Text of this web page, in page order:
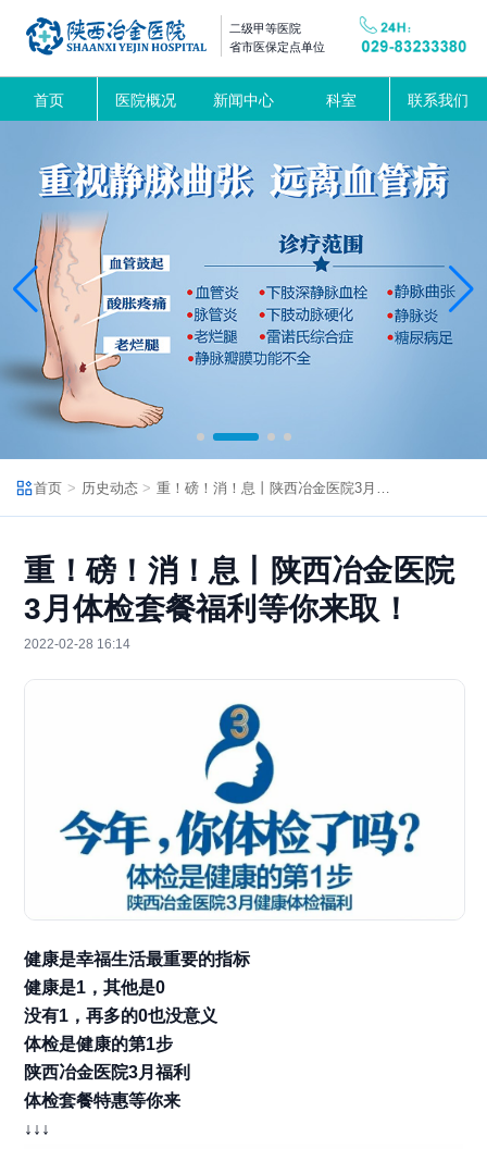
二级甲等医院
省市医保定点单位
首页 医院概况 新闻中心 科室 联系我们
首页 历史动态
重！磅！消！息丨陕西冶金医院
3月体检套餐福利等你来取！
2022-02-28 16:14
健康是幸福生活最重要的指标
健康是1，其他是0
没有1，再多的0也没意义
体检是健康的第1步
陕西冶金医院3月福利
体检套餐特惠等你来
↓↓↓